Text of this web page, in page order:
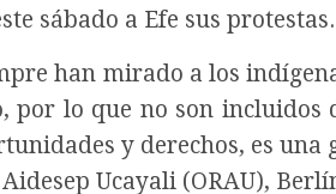
sábado a Efe sus protestas.
han mirado a los
por lo que no son
y derechos, es una
Ucayali (ORAU),